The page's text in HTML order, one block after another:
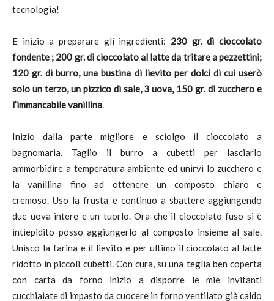
tecnologia!
E inizio a preparare gli ingredienti: 230 gr. di cioccolato
fondente ; 200 gr. di cioccolato al latte da tritare a pezzettini;
120 gr. di burro, una bustina di lievito per dolci di cui userò
solo un terzo, un pizzico di sale, 3 uova, 150 gr. di zucchero e
l’immancabile vanillina.
Inizio dalla parte migliore e sciolgo il cioccolato a
bagnomaria. Taglio il burro a cubetti per lasciarlo
ammorbidire a temperatura ambiente ed unirvi lo zucchero e
la vanillina fino ad ottenere un composto chiaro e
cremoso. Uso la frusta e continuo a sbattere aggiungendo
due uova intere e un tuorlo. Ora che il cioccolato fuso si è
intiepidito posso aggiungerlo al composto insieme al sale.
Unisco la farina e il lievito e per ultimo il cioccolato al latte
ridotto in piccoli cubetti. Con cura, su una teglia ben coperta
con carta da forno inizio a disporre le mie invitanti
cucchiaiate di impasto da cuocere in forno ventilato già caldo